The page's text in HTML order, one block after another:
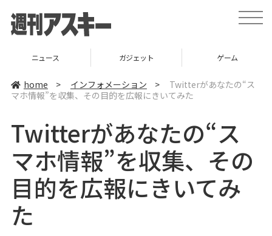
t
o
v
ニュース ガジェット ゲーム
home > インフォメーション >
Twitterがあなたの“ス
マホ情報”を収集、その目的を広報にきいてみた
Twitterがあなたの“ス
マホ情報”を収集、その
目的を広報にきいてみ
た